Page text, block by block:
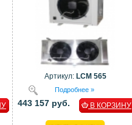
Артикул: LCM 565
Подробнее »
443 157 руб. В КОРЗИНУ